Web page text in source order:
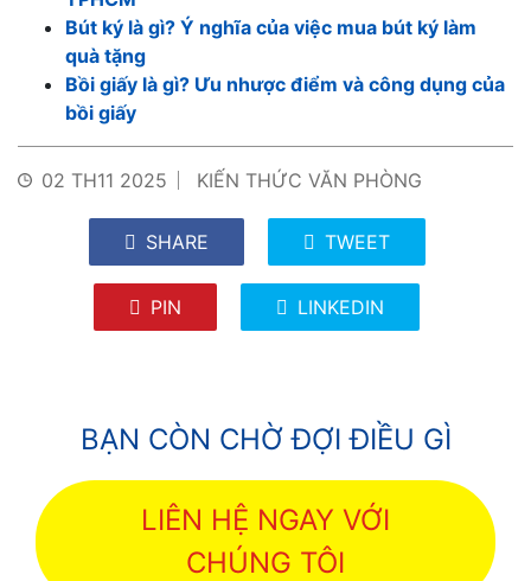
Bút ký là gì? Ý nghĩa của việc mua bút ký làm
quà tặng
Bồi giấy là gì? Ưu nhược điểm và công dụng của
bồi giấy
02 TH11 2025 KIẾN THỨC VĂN PHÒNG
SHARE TWEET
PIN LINKEDIN
BẠN CÒN CHỜ ĐỢI ĐIỀU GÌ
LIÊN HỆ NGAY VỚI
CHÚNG TÔI